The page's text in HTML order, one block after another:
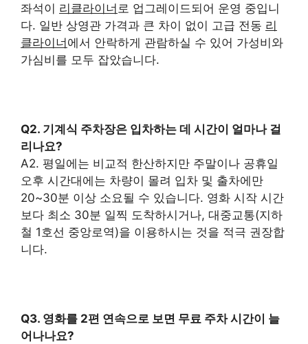
좌석이 리클라이너 로 업그레이드되어 운영 중입니
다. 일반 상영관 가격과 큰 차이 없이 고급 전동 리
클라이너 에서 안락하게 관람하실 수 있어 가성비와
가심비를 모두 잡았습니다.
Q2. 기계식 주차장은 입차하는 데 시간이 얼마나 걸
리나요?
A2. 평일에는 비교적 한산하지만 주말이나 공휴일
오후 시간대에는 차량이 몰려 입차 및 출차에만
20~30분 이상 소요될 수 있습니다. 영화 시작 시간
보다 최소 30분 일찍 도착하시거나, 대중교통(지하
철 1호선 중앙로역)을 이용하시는 것을 적극 권장합
니다.
Q3. 영화를 2편 연속으로 보면 무료 주차 시간이 늘
어나나요?